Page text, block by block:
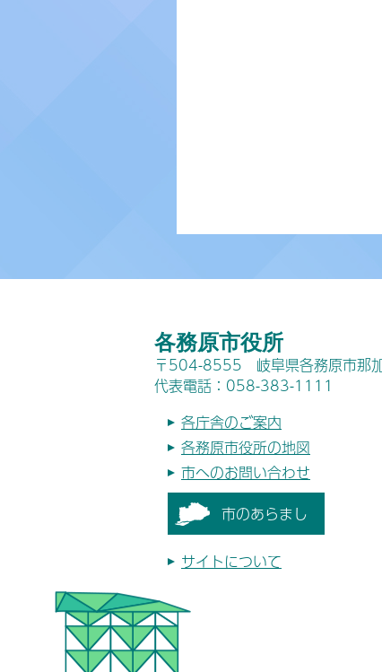
各務原市役所
〒504-8555 岐阜県各務原市那
代表電話：058-383-1111
各庁舎のご案内
各務原市役所の地図
市へのお問い合わせ
市のあらまし
サイトについて